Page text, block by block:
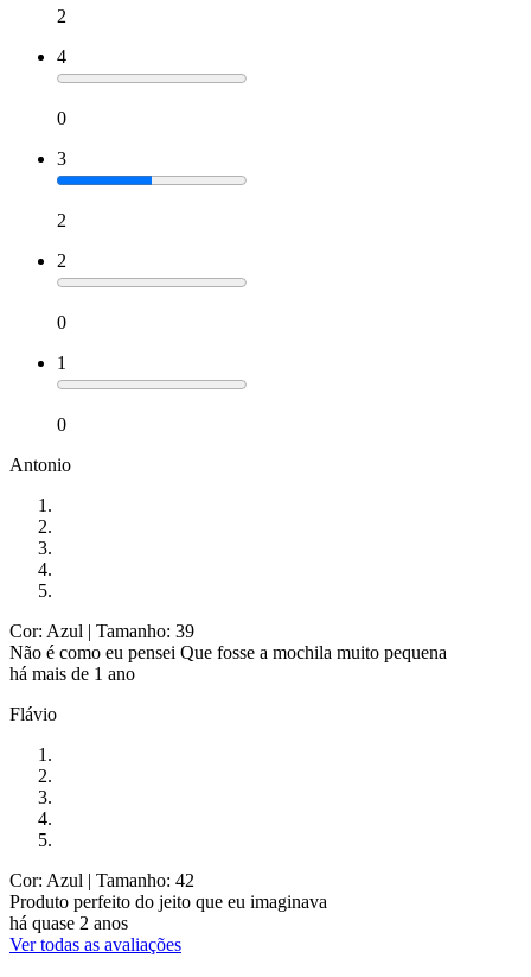
2
4
0
3
2
2
0
1
0
Antonio
Cor: Azul | Tamanho: 39
Não é como eu pensei Que fosse a mochila muito pequena
há mais de 1 ano
Flávio
Cor: Azul | Tamanho: 42
Produto perfeito do jeito que eu imaginava
há quase 2 anos
Ver todas as avaliações